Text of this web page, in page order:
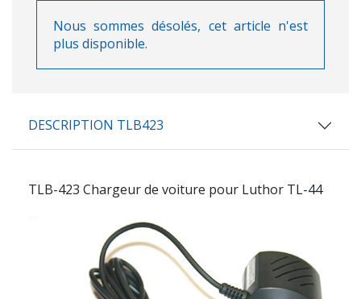
Nous sommes désolés, cet article n'est
plus disponible.
DESCRIPTION TLB423
TLB-423 Chargeur de voiture pour Luthor TL-44